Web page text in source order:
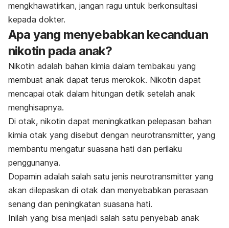
mengkhawatirkan, jangan ragu untuk berkonsultasi
kepada dokter.
Apa yang menyebabkan kecanduan
nikotin pada anak?
Nikotin adalah bahan kimia dalam tembakau yang
membuat anak dapat terus merokok. Nikotin dapat
mencapai otak dalam hitungan detik setelah anak
menghisapnya.
Di otak, nikotin dapat meningkatkan pelepasan bahan
kimia otak yang disebut dengan neurotransmitter, yang
membantu mengatur suasana hati dan perilaku
penggunanya.
Dopamin adalah salah satu jenis neurotransmitter yang
akan dilepaskan di otak dan menyebabkan perasaan
senang dan peningkatan suasana hati.
Inilah yang bisa menjadi salah satu penyebab anak